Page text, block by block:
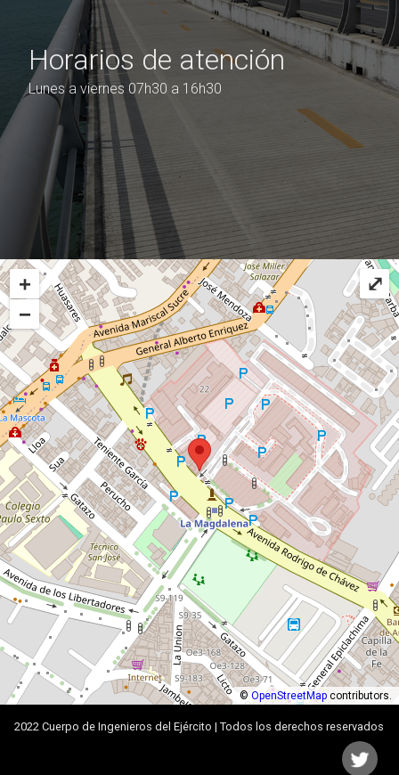
Horarios de atención
Lunes a viernes 07h30 a 16h30
+
−
© OpenStreetMap contributors.
⤢
2022 Cuerpo de Ingenieros del Ejército | Todos los derechos reservados